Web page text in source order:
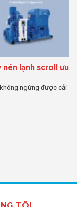
nén lạnh scroll ưu
ngừng được cải